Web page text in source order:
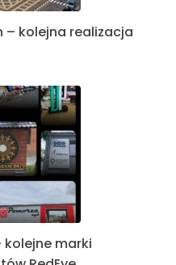
– kolejna realizacja
kolejne marki